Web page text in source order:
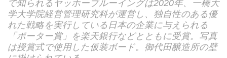
で知られるヤッホーブルーイングは2020年、一橋大
学大学院経営管理研究科が運営し、独自性のある優
れた戦略を実行している日本の企業に与えられる
「ポーター賞」を楽天銀行などとともに受賞。写真
は授賞式で使用した仮装ボード。御代田醸造所の壁